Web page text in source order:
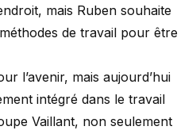
mais Ruben souhaite
de travail pour être
l’avenir, mais aujourd’hui
intégré dans le travail
Vaillant, non seulement